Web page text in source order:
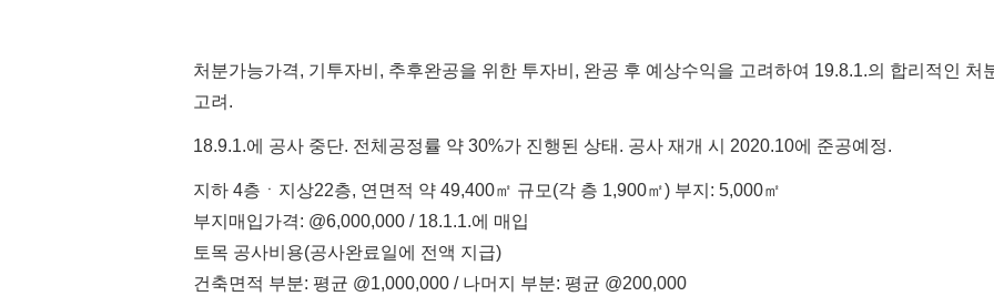
처분가능가격, 기투자비, 추후완공을 위한 투자비, 완공 후 예상수익을 고려하여 19.8.1.의 합리적인 처
고려.
18.9.1.에 공사 중단. 전체공정률 약 30%가 진행된 상태. 공사 재개 시 2020.10에 준공예정.
지하 4층ㆍ지상22층, 연면적 약 49,400㎡ 규모(각 층 1,900㎡) 부지: 5,000㎡
부지매입가격: @6,000,000 / 18.1.1.에 매입
토목 공사비용(공사완료일에 전액 지급)
건축면적 부분: 평균 @1,000,000 / 나머지 부분: 평균 @200,000